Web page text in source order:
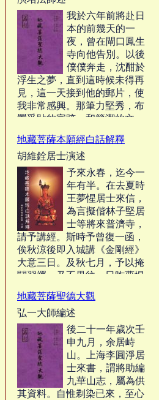
所問，便可說之。」‧‧‧
我於六年前將赴日
本的前幾天的一
夜，曾在閘口鳳生
寺向他告別。以後
僕僕奔走，沈酣於
浮生之夢，直到這時候未得再
見，這一天接到他的郵片，使
我非常感興。那筆力堅秀，布
置妥貼的字跡，和簡潔的文
生時的他，出家時的他，六年
前的告別時的情景，六年來的
我......霎時都浮出在眼前，覺得
這六年越發像夢了。我就決定
到杭州去訪問。過了三四日，
這就被實行了。‧‧‧
地藏菩薩本願經白話解釋
胡維銓居士演述
予來永春，迄今一
年有半。在去夏時
王夢惺居士來信，
為言擬偕林子堅居
士等將來普濟寺，
請予講經。斯時予曾復一函，
俟秋涼後即入城講《金剛經》
大意三日。及秋七月，予以掩
關習禪，乃不果往。日昨夢惺
小住寺院，今日適逢地藏菩薩
聖誕，故乘此勝緣，為講淨宗
道侶兼持誦《地藏經》要旨，
以資紀念。‧‧‧
地藏菩薩聖德大觀
弘一大師編述
後二十一年歲次壬
申九月，余居峙
山。上海李圓淨居
士來書，謂將助編
九華山志，屬為供
其資料。自惟剃染已來，至心